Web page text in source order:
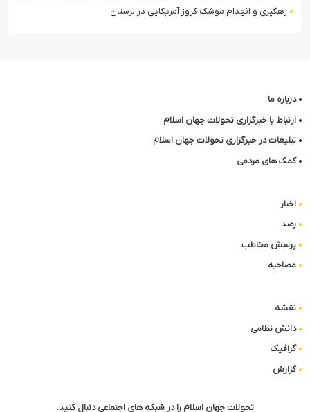
رهگیری و انهدام موشک کروز آمریکایی در لرستان
درباره ما
ارتباط با خبرگزاری تحولات جهان اسلام
تبلیغات در خبرگزاری تحولات جهان اسلام
کمک های مردمی
اخبار
رصد
پرسش مخاطب
مصاحبه
نقشه
دانش نظامی
گرافیک
گزارش
تحولات جهان اسلام را در شبکه های اجتماعی دنبال کنید.